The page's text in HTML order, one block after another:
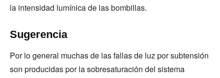
la intensidad lumínica de las bombillas.
Sugerencia
Por lo general muchas de las fallas de luz por subtensión
son producidas por la sobresaturación del sistema